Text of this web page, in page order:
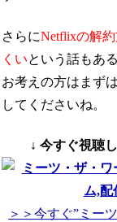
さらにNetflixの解
くいという話もあ
お考えの方はまず
してくださいね。
↓ 今すぐ視聴
＞＞今すぐ”ミー